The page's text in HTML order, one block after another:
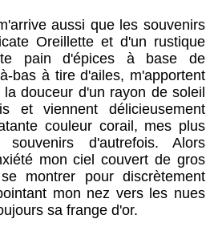
aussi que les souvenirs
Oreillette et d'un rustique
pain d'épices à base de
bas à tire d'ailes, m'apportent
douceur d'un rayon de soleil
et viennent délicieusement
couleur corail, mes plus
d'autrefois. Alors
mon ciel couvert de gros
montrer pour discrètement
mon nez vers les nues
sa frange d'or.